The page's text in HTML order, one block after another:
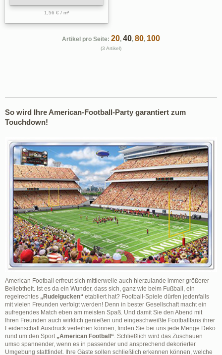
1,56 € / m²
Artikel pro Seite: 20, 40, 80, 100
(3 Artikel)
So wird Ihre American-Football-Party garantiert zum
Touchdown!
American Football erfreut sich mittlerweile auch hierzulande immer größerer
Beliebtheit. Ist es da ein Wunder, dass sich, ganz wie beim Fußball, ein
regelrechtes „Rudelgucken“ etabliert hat? Football-Spiele dürfen jedenfalls
mit vielen Freunden verfolgt werden! Denn in bester Gesellschaft macht ein
aufregendes Match eben am meisten Spaß. Und damit Sie den Abend mit
Ihren Freunden auch wirklich genießen und eingeschweißte Footballfans ihrer
Leidenschaft Ausdruck verleihen können, finden Sie bei uns jede Menge Deko
rund um den Sport „American Football“ . Schließlich wird das Zuschauen
umso spannender, wenn es in passender und ansprechend dekorierter
Umgebung stattfindet. Ihre Gäste sollen schließlich erkennen können, welche